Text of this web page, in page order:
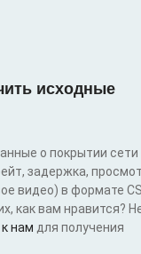
исходные
о покрытии сети
задержка,
видео) в формате
как вам нравится?
нам для получения